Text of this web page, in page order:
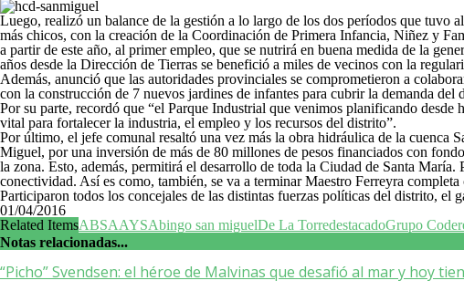
Luego, realizó un balance de la gestión a lo largo de los dos períodos que tuvo
más chicos, con la creación de la Coordinación de Primera Infancia, Niñez y
a partir de este año, al primer empleo, que se nutrirá en buena medida de la
años desde la Dirección de Tierras se benefició a miles de vecinos con la
Además, anunció que las autoridades provinciales se comprometieron a
con la construcción de 7 nuevos jardines de infantes para cubrir la demanda del
Por su parte, recordó que “el Parque Industrial que venimos planificando
vital para fortalecer la industria, el empleo y los recursos del distrito”.
Por último, el jefe comunal resaltó una vez más la obra hidráulica de la cuenca
Miguel, por una inversión de más de 80 millones de pesos financiados con
la zona. Esto, además, permitirá el desarrollo de toda la Ciudad de Santa
conectividad. Así es como, también, se va a terminar Maestro Ferreyra
Participaron todos los concejales de las distintas fuerzas políticas del distrito,
01/04/2016
Related ItemsABSAAYSAbingo san miguelDe La TorredestacadoGrupo
Notas relacionadas...
“Picho” Svendsen: el héroe de Malvinas que desafió al mar y hoy